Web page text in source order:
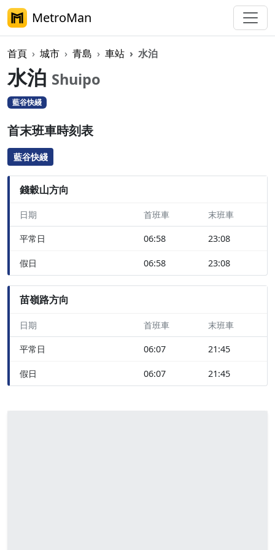
MetroMan
首頁 城市 青島 車站 水泊
水泊 Shuipo
藍谷快綫
首末班車時刻表
藍谷快綫
錢穀山方向
日期 首班車 末班車
平常日 06:58 23:08
假日 06:58 23:08
苗嶺路方向
日期 首班車 末班車
平常日 06:07 21:45
假日 06:07 21:45